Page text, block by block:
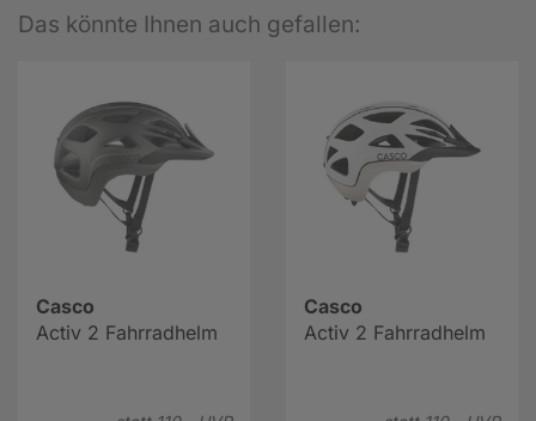
Das könnte Ihnen auch gefallen:
Casco
Activ 2 Fahrradhelm
Casco
Activ 2 Fahrradhelm